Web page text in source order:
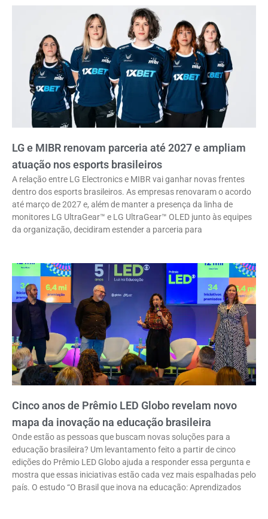
LG e MIBR renovam parceria até 2027 e ampliam
atuação nos esports brasileiros
A relação entre LG Electronics e MIBR vai ganhar novas frentes
dentro dos esports brasileiros. As empresas renovaram o acordo
até março de 2027 e, além de manter a presença da linha de
monitores LG UltraGear™ e LG UltraGear™ OLED junto às equipes
da organização, decidiram estender a parceria para
Cinco anos de Prêmio LED Globo revelam novo
mapa da inovação na educação brasileira
Onde estão as pessoas que buscam novas soluções para a
educação brasileira? Um levantamento feito a partir de cinco
edições do Prêmio LED Globo ajuda a responder essa pergunta e
mostra que essas iniciativas estão cada vez mais espalhadas pelo
país. O estudo “O Brasil que inova na educação: Aprendizados